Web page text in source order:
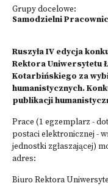
Grupy docelowe:
Samodzielni
Ruszyła IV edycja
Rektora Uniwersytetu
Kotarbińskiego za
humanistycznych.
publikacji
Prace (1 egzemplarz -
postaci elektronicznej -
jednostki zgłaszającej)
adres:
Biuro Rektora